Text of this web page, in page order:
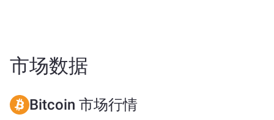
市场数据
Bitcoin 市场行情